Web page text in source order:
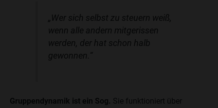
„Wer sich selbst zu steuern weiß,
wenn alle andern mitgerissen
werden, der hat schon halb
gewonnen.“
Gruppendynamik ist ein Sog. Sie funktioniert über